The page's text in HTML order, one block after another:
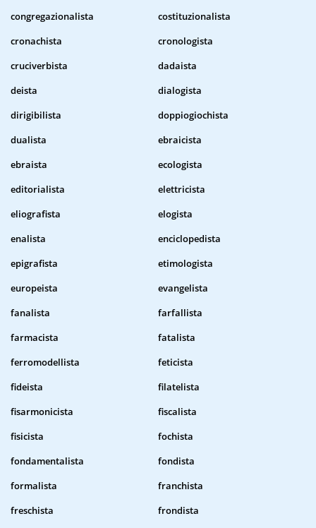
congregazionalista
costituzionalista
cronachista
cronologista
cruciverbista
dadaista
deista
dialogista
dirigibilista
doppiogiochista
dualista
ebraicista
ebraista
ecologista
editorialista
elettricista
eliografista
elogista
enalista
enciclopedista
epigrafista
etimologista
europeista
evangelista
fanalista
farfallista
farmacista
fatalista
ferromodellista
feticista
fideista
filatelista
fisarmonicista
fiscalista
fisicista
fochista
fondamentalista
fondista
formalista
franchista
freschista
frondista